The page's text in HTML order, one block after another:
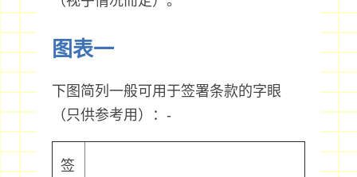
图表一
下图简列一般可用于签署条款的字眼
（只供参考用）：-
签